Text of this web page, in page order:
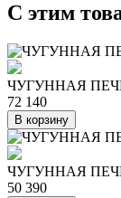
C этим
ЧУГУННАЯ
72 140
В корзину
ЧУГУННАЯ
50 390